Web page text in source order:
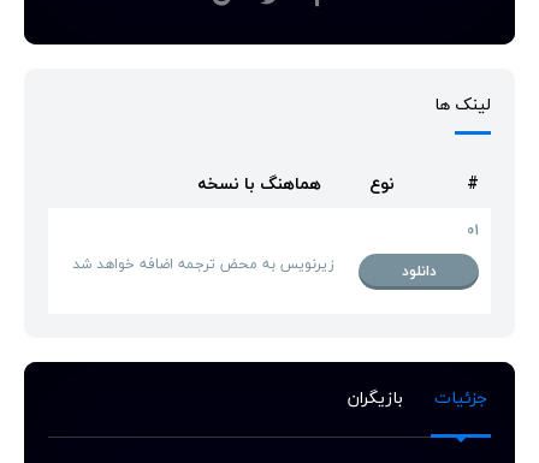
لینک ها
# نوع هماهنگ با نسخه
01
دانلود
زیرنویس به محض ترجمه اضافه خواهد شد
جزئیات بازیگران